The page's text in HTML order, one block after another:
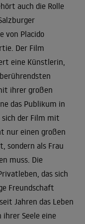
auch die Rolle
von Placido
Der Film
eine Künstlerin,
ihrer großen
das Publikum in
der Film mit
nur einen großen
sondern als Frau
muss. Die
das sich
Freundschaft
Jahren das Leben
Seele eine